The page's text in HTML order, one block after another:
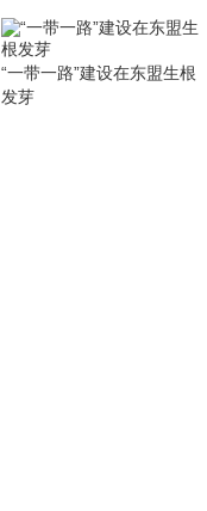
“一带一路”建设在东盟生根
发芽